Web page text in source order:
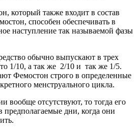
который также входит в состав
способен обеспечивать в
наступление так называемой фазы
обычно выпускают в трех
1/10, а так же 2/10 и так же 1/5.
Фемостон строго в определенные
менструального цикла.
вообще отсутствуют, то тогда его
предполагаемые дни, когда они